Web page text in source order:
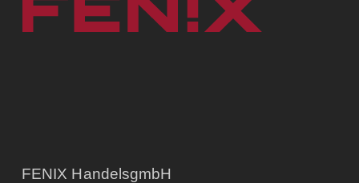
FENIX HandelsgmbH